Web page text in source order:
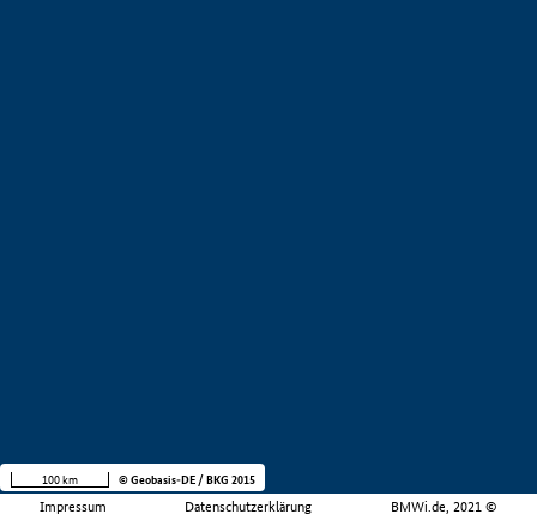
Impressum Datenschutzerklärung BMWi.de, 2021 ©
100 km © Geobasis-DE / BKG 2015